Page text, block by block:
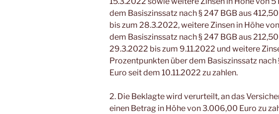
dem Basiszinssatz nach § 247 BGB aus
bis zum 28.3.2022, weitere Zinsen in Höhe
dem Basiszinssatz nach § 247 BGB aus
29.3.2022 bis zum 9.11.2022 und weitere
Prozentpunkten über dem Basiszinssatz nach
Euro seit dem 10.11.2022 zu zahlen.
2. Die Beklagte wird verurteilt, an das
einen Betrag in Höhe von 3.006,00 Euro zu